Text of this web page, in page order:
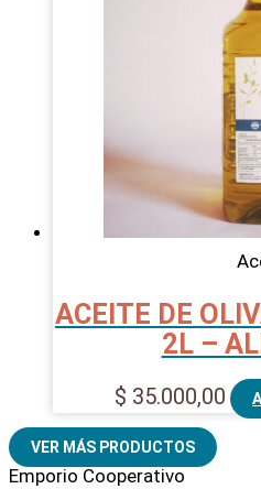
ACEITE DE
2L –
$ 35.000,00
VER MÁS PRODUCTOS
Emporio Cooperativo